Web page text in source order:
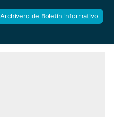
Archivero de Boletín informativo